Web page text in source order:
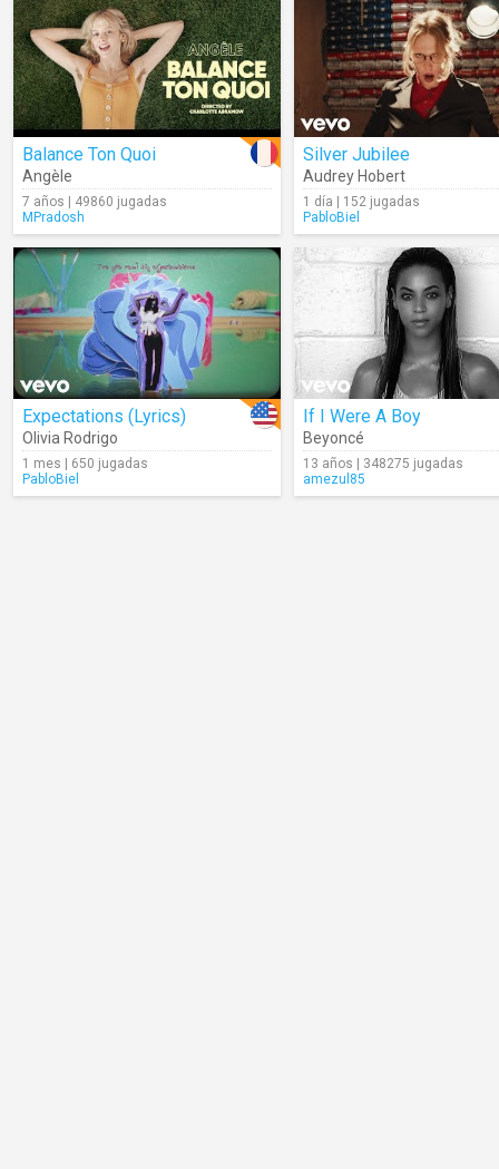
Balance Ton Quoi
Angèle
7 años | 49860 jugadas
MPradosh
Silver Jubilee
Audrey Hobert
1 día | 152 jugadas
PabloBiel
Expectations (Lyrics)
Olivia Rodrigo
1 mes | 650 jugadas
PabloBiel
If I Were A Boy
Beyoncé
13 años | 348275 jugadas
amezul85